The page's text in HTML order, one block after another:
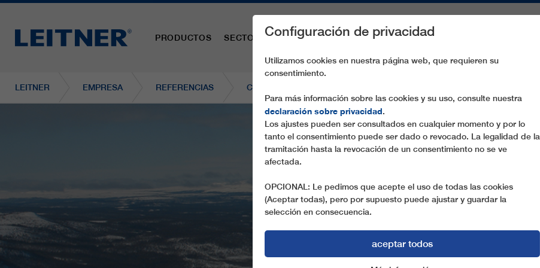
PRODUCTOS SECTORES PIEZAS DE RECAMBIO SERVICIO
LEITNER EMPRESA REFERENCIAS CD6 TOPPEN EXPRESS
Configuración de privacidad
Utilizamos cookies en nuestra página web, que requieren su
consentimiento.
Para más información sobre las cookies y su uso, consulte nuestra
declaración sobre privacidad.
Los ajustes pueden ser consultados en cualquier momento y por lo
tanto el consentimiento puede ser dado o revocado. La legalidad de la
tramitación hasta la revocación de un consentimiento no se ve
afectada.
OPCIONAL: Le pedimos que acepte el uso de todas las cookies
(Aceptar todas), pero por supuesto puede ajustar y guardar la
selección en consecuencia.
aceptar todos